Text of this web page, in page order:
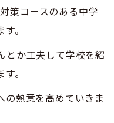
策コースのある中学
。
とか工夫して学校を紹
。
の熱意を高めていきま